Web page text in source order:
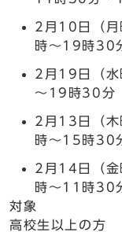
2月10日（月
時～19時30
2月19日（
～19時30分
2月13日（木
時～15時30
2月14日（金
時～11時30
対象
高校生以上の方